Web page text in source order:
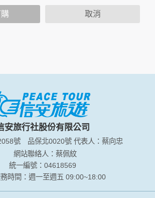
的聊天室或討論區中任意公開個人資料的行
圍如下：
電子郵件地址、聯絡方式及使用時間等。
服器會自行記錄相關行徑，包括您使用連線
用時間、使用的瀏覽器、瀏覽及點選資料記
進網站服務的參考依據，此記錄為內部應
。
，我們會將收集的問卷調查內容進行統計與
統計數據或說明文字呈現，除供內部研究
公佈統計數據及說明文字，但不涉及特定個
三人或使用於蒐集目的以外之其他用途。
取消
安旅行社股份有限公司
號 品保北0020號 代表人：蔡向忠
網站聯絡人：蔡佩紋
統一編號：04618569
時間：週一至週五 09:00~18:00